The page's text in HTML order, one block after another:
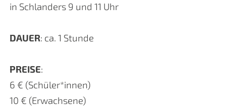
in Schlanders 9 und 11 Uhr
DAUER: ca. 1 Stunde
PREISE:
6 € (Schüler*innen)
10 € (Erwachsene)